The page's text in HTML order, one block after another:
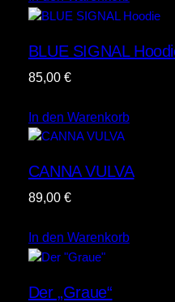
BLUE SIGNAL
85,00 €
In den Warenkorb
CANNA VULVA
89,00 €
In den Warenkorb
Der „Graue“